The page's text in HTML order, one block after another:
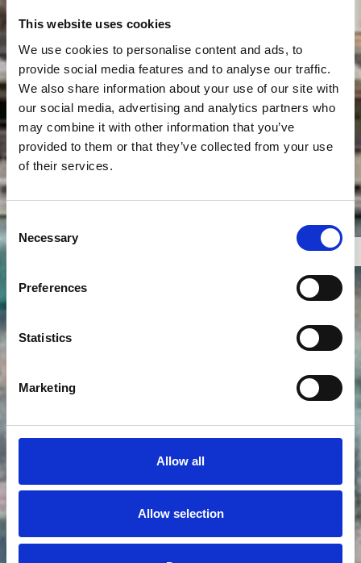
This website uses cookies
We use cookies to personalise content and ads, to
provide social media features and to analyse our traffic.
We also share information about your use of our site with
our social media, advertising and analytics partners who
may combine it with other information that you’ve
provided to them or that they’ve collected from your use
of their services.
Consent
Selection
Necessary
Preferences
Statistics
Marketing
Allow all
Allow selection